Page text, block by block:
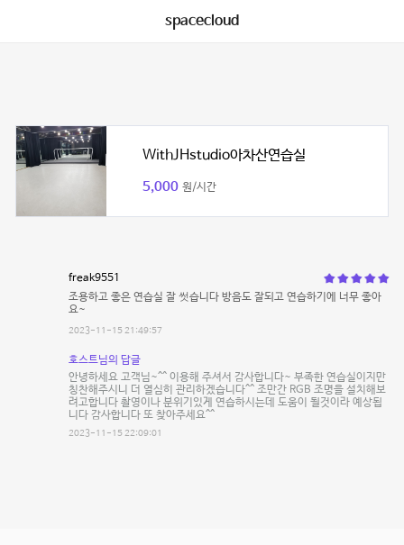
spacecloud
WithJHstudio아차산연습실
5,000 원/시간
freak9551
조용하고 좋은 연습실 잘 썻습니다 방음도 잘되고 연습하기에 너무 좋아
요~
2023-11-15 21:49:57
호스트님의 답글
안녕하세요 고객님~^^ 이용해 주셔서 감사합니다~ 부족한 연습실이지만
칭찬해주시니 더 열심히 관리하겠습니다^^ 조만간 RGB 조명을 설치해보
려고합니다 촬영이나 분위기있게 연습하시는데 도움이 될것이라 예상됩
니다 감사합니다 또 찾아주세요^^
2023-11-15 22:09:01